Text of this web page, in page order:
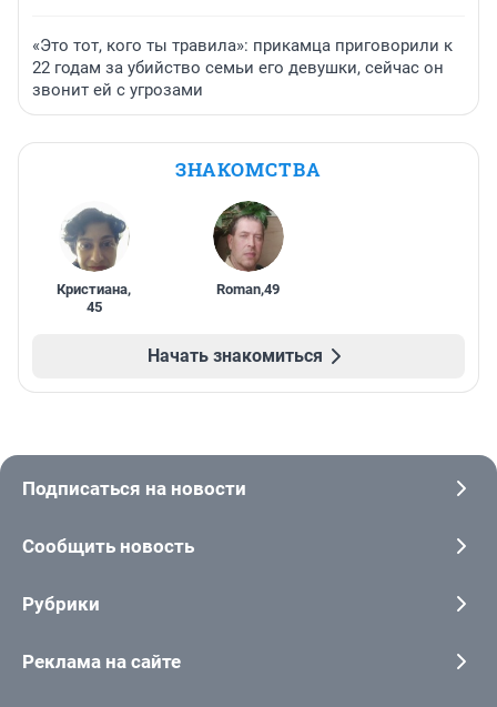
«Это тот, кого ты травила»: прикамца приговорили к
22 годам за убийство семьи его девушки, сейчас он
звонит ей с угрозами
ЗНАКОМСТВА
Кристиана,
45
Roman,49
Начать знакомиться
Подписаться на новости
Сообщить новость
Рубрики
Реклама на сайте